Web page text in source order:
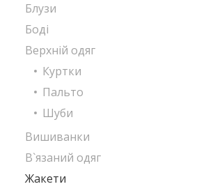
Блузи
Боді
Верхній одяг
Куртки
Пальто
Шуби
Вишиванки
В`язаний одяг
Жакети